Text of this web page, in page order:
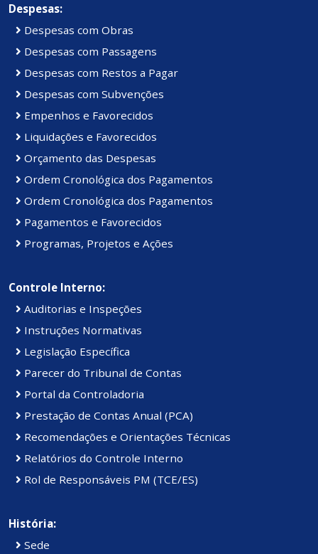
Despesas:
Despesas com Obras
Despesas com Passagens
Despesas com Restos a Pagar
Despesas com Subvenções
Empenhos e Favorecidos
Liquidações e Favorecidos
Orçamento das Despesas
Ordem Cronológica dos Pagamentos
Ordem Cronológica dos Pagamentos
Pagamentos e Favorecidos
Programas, Projetos e Ações
Controle Interno:
Auditorias e Inspeções
Instruções Normativas
Legislação Específica
Parecer do Tribunal de Contas
Portal da Controladoria
Prestação de Contas Anual (PCA)
Recomendações e Orientações Técnicas
Relatórios do Controle Interno
Rol de Responsáveis PM (TCE/ES)
História:
Sede